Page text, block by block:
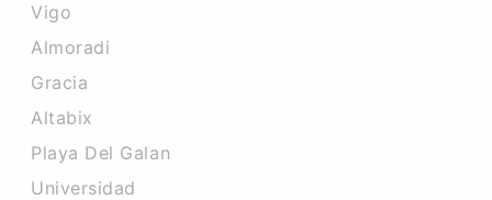
Vigo
Almoradi
Gracia
Altabix
Playa Del Galan
Universidad